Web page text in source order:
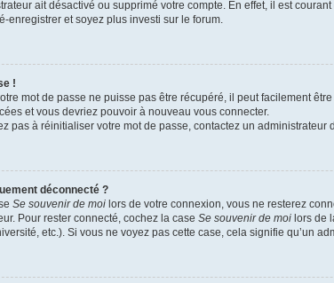
ait désactivé ou supprimé votre compte. En effet, il est
enregistrer et soyez plus investi sur le forum.
!
mot de passe ne puisse pas être récupéré, il peut facilement
et vous devriez pouvoir à nouveau vous connecter.
pas à réinitialiser votre mot de passe, contactez un administrateur
déconnecté ?
Se souvenir de moi lors de votre connexion, vous ne resterez
Pour rester connecté, cochez la case Se souvenir de moi lors de
etc.). Si vous ne voyez pas cette case, cela signifie qu’un